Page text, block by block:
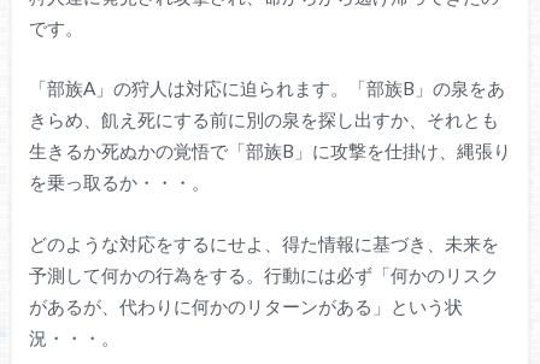
です。
「部族A」の狩人は対応に迫られます。「部族B」の泉をあ
きらめ、飢え死にする前に別の泉を探し出すか、それとも
生きるか死ぬかの覚悟で「部族B」に攻撃を仕掛け、縄張り
を乗っ取るか・・・。
どのような対応をするにせよ、得た情報に基づき、未来を
予測して何かの行為をする。行動には必ず「何かのリスク
があるが、代わりに何かのリターンがある」という状
況・・・。